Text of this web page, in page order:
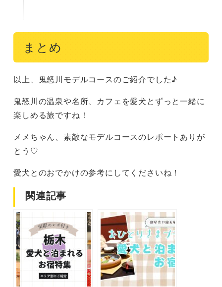
まとめ
以上、鬼怒川モデルコースのご紹介でした♪
鬼怒川の温泉や名所、カフェを愛犬とずっと一緒に
楽しめる旅ですね！
メメちゃん、素敵なモデルコースのレポートありが
とう♡
愛犬とのおでかけの参考にしてくださいね！
関連記事